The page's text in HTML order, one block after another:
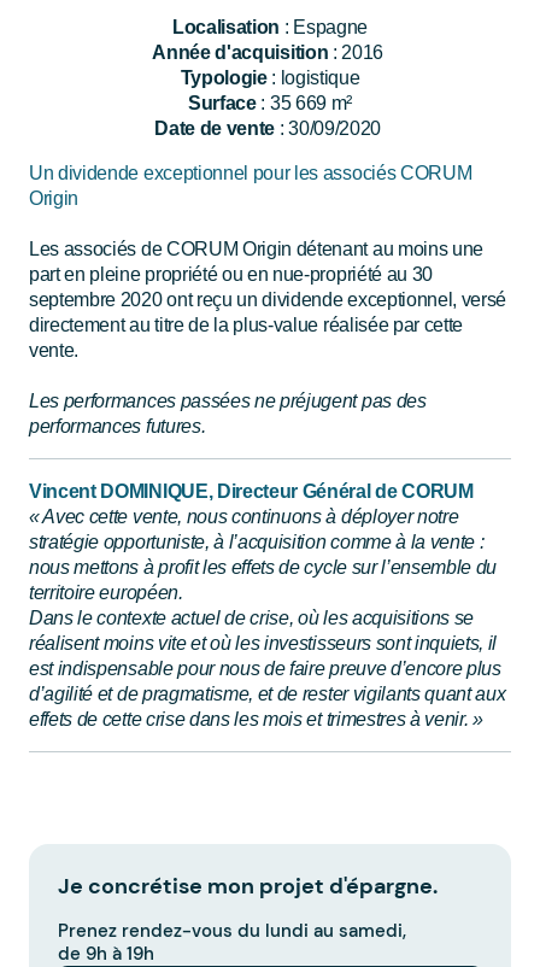
Localisation : Espagne
Année d'acquisition : 2016
Typologie : logistique
Surface : 35 669 m²
Date de vente : 30/09/2020
Un dividende exceptionnel pour les associés CORUM
Origin
Les associés de CORUM Origin détenant au moins une
part en pleine propriété ou en nue-propriété au 30
septembre 2020ont reçu un dividende exceptionnel, versé
directement au titre de la plus-value réalisée par cette
vente.
Les performances passées ne préjugent pas des
performances futures.
Vincent DOMINIQUE, Directeur Général de CORUM
« Avec cette vente, nous continuons à déployer notre
stratégie opportuniste, à l’acquisition comme à la vente :
nous mettons à profit les effets de cycle sur l’ensemble du
territoire européen.
Dans le contexte actuel de crise, où les acquisitions se
réalisent moins vite et où les investisseurs sont inquiets, il
est indispensable pour nous de faire preuve d’encore plus
d’agilité et de pragmatisme, et de rester vigilants quant aux
effets de cette crise dans les mois et trimestres à venir. »
Je concrétise mon projet d'épargne.
Prenez rendez-vous du lundi au samedi,
de 9h à 19h